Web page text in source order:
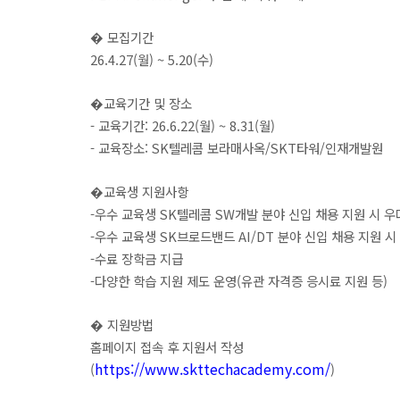
� 모집기간
26.4.27(월) ~ 5.20(수)
�교육기간 및 장소
- 교육기간: 26.6.22(월) ~ 8.31(월)
- 교육장소: SK텔레콤 보라매사옥/SKT타워/인재개발원
�교육생 지원사항
-우수 교육생 SK텔레콤 SW개발 분야 신입 채용 지원 시 우
-우수 교육생 SK브로드밴드 AI/DT 분야 신입 채용 지원 시
-수료 장학금 지급
-다양한 학습 지원 제도 운영(유관 자격증 응시료 지원 등)
� 지원방법
홈페이지 접속 후 지원서 작성
(https://www.skttechacademy.com/)